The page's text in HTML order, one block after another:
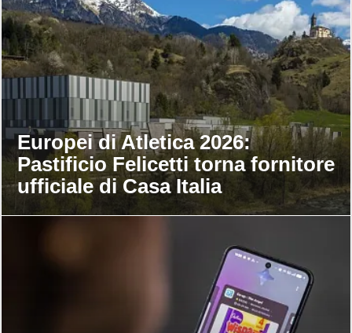
Europei di Atletica 2026:
Pastificio Felicetti torna fornitore
ufficiale di Casa Italia